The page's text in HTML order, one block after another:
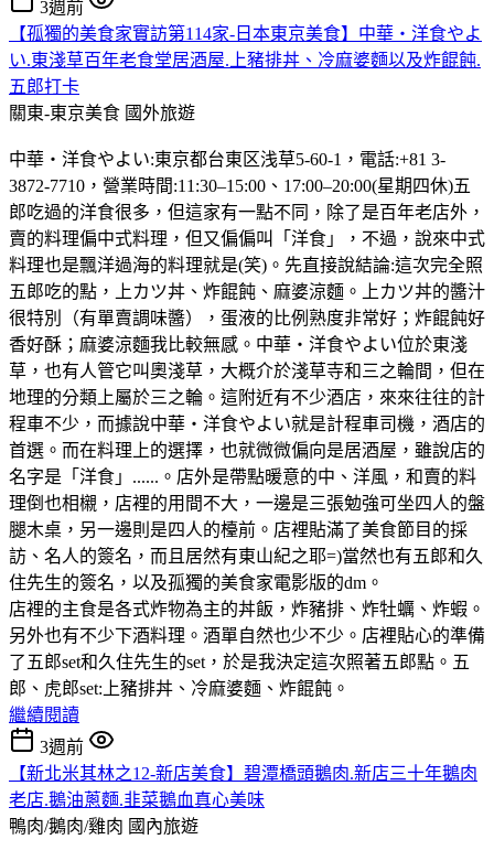
3週前
【孤獨的美食家實訪第114家-日本東京美食】中華・洋食やよ
い.東淺草百年老食堂居酒屋.上豬排丼、冷麻婆麵以及炸餛飩.
五郎打卡
關東-東京美食 國外旅遊
中華・洋食やよい:東京都台東区浅草5-60-1，電話:+81 3-
3872-7710，營業時間:11:30–15:00、17:00–20:00(星期四休)五
郎吃過的洋食很多，但這家有一點不同，除了是百年老店外，
賣的料理偏中式料理，但又偏偏叫「洋食」，不過，說來中式
料理也是飄洋過海的料理就是(笑)。先直接說結論:這次完全照
五郎吃的點，上カツ丼、炸餛飩、麻婆涼麵。上カツ丼的醬汁
很特別（有單賣調味醬），蛋液的比例熟度非常好；炸餛飩好
香好酥；麻婆涼麵我比較無感。中華・洋食やよい位於東淺
草，也有人管它叫奧淺草，大概介於淺草寺和三之輪間，但在
地理的分類上屬於三之輪。這附近有不少酒店，來來往往的計
程車不少，而據說中華・洋食やよい就是計程車司機，酒店的
首選。而在料理上的選擇，也就微微偏向是居酒屋，雖說店的
名字是「洋食」......。店外是帶點暖意的中、洋風，和賣的料
理倒也相櫬，店裡的用間不大，一邊是三張勉強可坐四人的盤
腿木桌，另一邊則是四人的檯前。店裡貼滿了美食節目的採
訪、名人的簽名，而且居然有東山紀之耶=)當然也有五郎和久
住先生的簽名，以及孤獨的美食家電影版的dm。
店裡的主食是各式炸物為主的丼飯，炸豬排、炸牡蠣、炸蝦。
另外也有不少下酒料理。酒單自然也少不少。店裡貼心的準備
了五郎set和久住先生的set，於是我決定這次照著五郎點。五
郎、虎郎set:上豬排丼、冷麻婆麵、炸餛飩。
繼續閱讀
3週前
【新北米其林之12-新店美食】碧潭橋頭鵝肉.新店三十年鵝肉
老店.鵝油蔥麵.韭菜鵝血真心美味
鴨肉/鵝肉/雞肉 國內旅遊